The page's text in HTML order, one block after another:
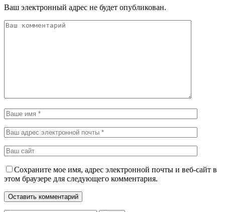
Ваш электронный адрес не будет опубликован.
Сохраните мое имя, адрес электронной почты и веб-сайт в
этом браузере для следующего комментария.